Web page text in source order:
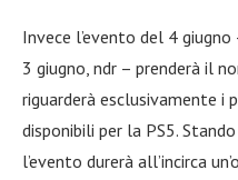
Invece l’evento del 4
3 giugno, ndr – prenderà il
riguarderà esclusivamente i
disponibili per la PS5.
l’evento durerà all’incirca